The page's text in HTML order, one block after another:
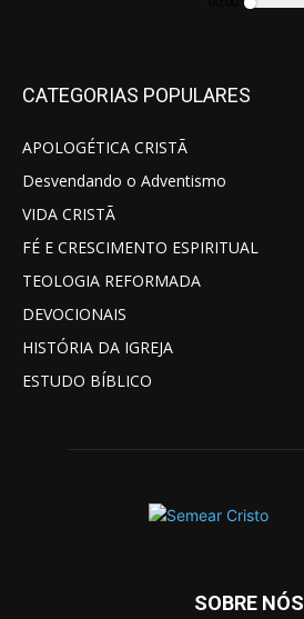
CATEGORIAS POPULARES
APOLOGÉTICA CRISTÃ
Desvendando o Adventismo
VIDA CRISTÃ
FÉ E CRESCIMENTO ESPIRITUAL
TEOLOGIA REFORMADA
DEVOCIONAIS
HISTÓRIA DA IGREJA
ESTUDO BÍBLICO
SOBRE NÓS